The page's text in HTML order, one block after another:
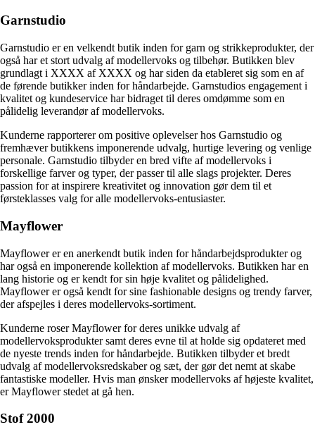
Garnstudio
Garnstudio er en velkendt butik inden for garn og strikkeprodukter, der
også har et stort udvalg af modellervoks og tilbehør. Butikken blev
grundlagt i XXXX af XXXX og har siden da etableret sig som en af
de førende butikker inden for håndarbejde. Garnstudios engagement i
kvalitet og kundeservice har bidraget til deres omdømme som en
pålidelig leverandør af modellervoks.
Kunderne rapporterer om positive oplevelser hos Garnstudio og
fremhæver butikkens imponerende udvalg, hurtige levering og venlige
personale. Garnstudio tilbyder en bred vifte af modellervoks i
forskellige farver og typer, der passer til alle slags projekter. Deres
passion for at inspirere kreativitet og innovation gør dem til et
førsteklasses valg for alle modellervoks-entusiaster.
Mayflower
Mayflower er en anerkendt butik inden for håndarbejdsprodukter og
har også en imponerende kollektion af modellervoks. Butikken har en
lang historie og er kendt for sin høje kvalitet og pålidelighed.
Mayflower er også kendt for sine fashionable designs og trendy farver,
der afspejles i deres modellervoks-sortiment.
Kunderne roser Mayflower for deres unikke udvalg af
modellervoksprodukter samt deres evne til at holde sig opdateret med
de nyeste trends inden for håndarbejde. Butikken tilbyder et bredt
udvalg af modellervoksredskaber og sæt, der gør det nemt at skabe
fantastiske modeller. Hvis man ønsker modellervoks af højeste kvalitet,
er Mayflower stedet at gå hen.
Stof 2000